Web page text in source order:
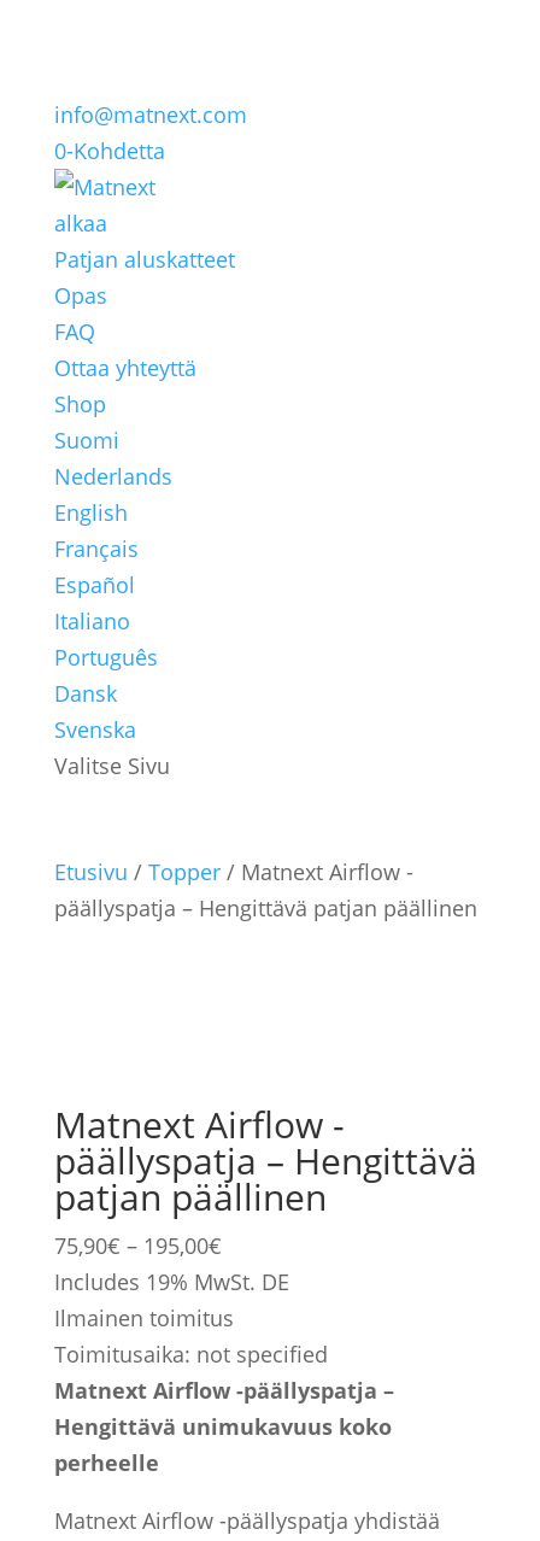
info@matnext.com
0-Kohdetta
alkaa
Patjan aluskatteet
Opas
FAQ
Ottaa yhteyttä
Shop
Suomi
Nederlands
English
Français
Español
Italiano
Português
Dansk
Svenska
Valitse Sivu
Etusivu / Topper/ Matnext Airflow -
päällyspatja – Hengittävä patjan päällinen
Matnext Airflow -
päällyspatja – Hengittävä
patjan päällinen
75,90€ – 195,00€Hintaluokka:
75,90€
-
195,00€
Includes 19% MwSt. DE
Ilmainen toimitus
Toimitusaika: not specified
Matnext Airflow -päällyspatja –
Hengittävä unimukavuus koko
perheelle
Matnext Airflow -päällyspatja yhdistää